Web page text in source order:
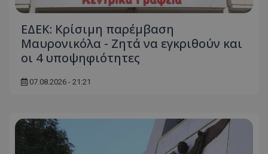
ΕΔΕΚ: Κρίσιμη παρέμβαση
Μαυρονικόλα - Ζητά να εγκριθούν και
οι 4 υποψηφιότητες
07.08.2026 - 21:21